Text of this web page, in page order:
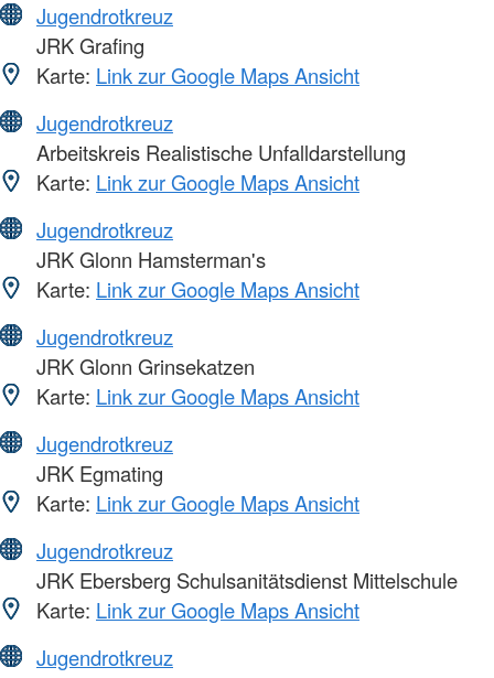
Jugendrotkreuz
JRK Grafing
Karte: Link zur Google Maps Ansicht
Jugendrotkreuz
Arbeitskreis Realistische Unfalldarstellung
Karte: Link zur Google Maps Ansicht
Jugendrotkreuz
JRK Glonn Hamsterman's
Karte: Link zur Google Maps Ansicht
Jugendrotkreuz
JRK Glonn Grinsekatzen
Karte: Link zur Google Maps Ansicht
Jugendrotkreuz
JRK Egmating
Karte: Link zur Google Maps Ansicht
Jugendrotkreuz
JRK Ebersberg Schulsanitätsdienst Mittelschule
Karte: Link zur Google Maps Ansicht
Jugendrotkreuz